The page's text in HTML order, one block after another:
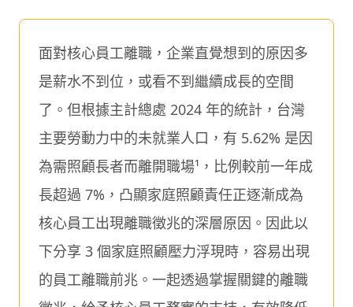
面對核心員工離職，企業直覺想到的原因多
是薪水不到位，或看不到繼續成長的空間
了。但根據主計總處 2024 年的統計，台灣
主要勞動力中的未就業人口，有 5.62% 是因
為需照顧長者而離開職場¹，比例較前一年成
長超過 7%，凸顯家庭照顧責任正逐漸成為
核心員工出現離職徵兆的深層原因。因此以
下分享 3 個家庭照顧壓力浮現時，容易出現
的員工離職前兆。一起透過掌握關鍵的離職